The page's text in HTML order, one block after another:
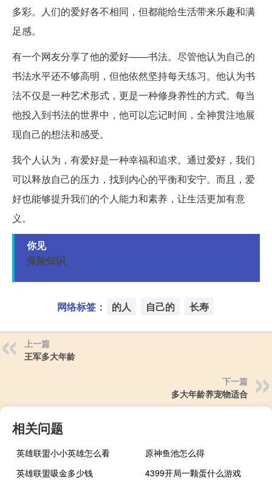
多彩。人们的爱好各不相同，但都能给生活带来乐趣和满
足感。
有一个网友分享了他的爱好——书法。尽管他认为自己的
书法水平还不够高明，但他依然坚持每天练习。他认为书
法不仅是一种艺术形式，更是一种修身养性的方式。每当
他投入到书法的世界中，他可以忘记时间，全神贯注地展
现自己的想法和感受。
我个人认为，有爱好是一种幸福和追求。通过爱好，我们
可以释放自己的压力，找到内心的平衡和安宁。而且，爱
好也能够提升我们的个人能力和素养，让生活更加有意
义。
你见
保险知识
网络标签： 的人 自己的 长寿
上一篇
王军多大年龄
下一篇
多大年龄养宠物适合
相关问题
英雄联盟小小英雄怎么看
原神鱼池怎么得
英雄联盟吸金多少钱
4399开局一颗蛋什么游戏